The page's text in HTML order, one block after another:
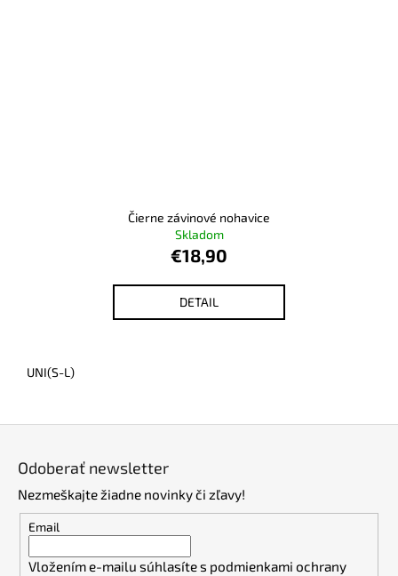
Čierne závinové nohavice
Skladom
€18,90
DETAIL
UNI(S-L)
Odoberať newsletter
Nezmeškajte žiadne novinky či zľavy!
Email
Vložením e-mailu súhlasíte s podmienkami ochrany